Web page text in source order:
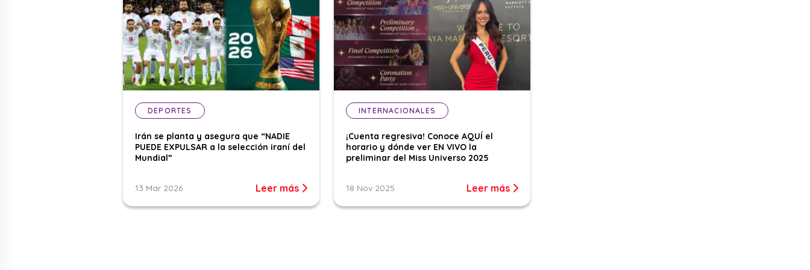
DEPORTES
Irán se planta y asegura que “NADIE
PUEDE EXPULSAR a la selección iraní del
Mundial”
13 Mar 2026 Leer más
INTERNACIONALES
¡Cuenta regresiva! Conoce AQUÍ el
horario y dónde ver EN VIVO la
preliminar del Miss Universo 2025
18 Nov 2025 Leer más